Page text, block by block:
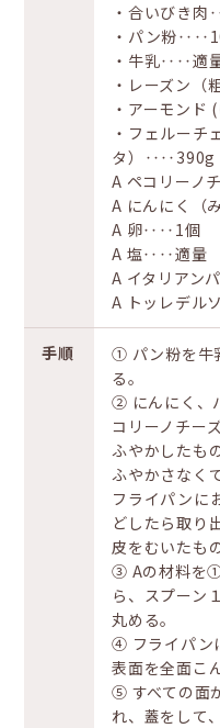
・合いびき
・パン粉
・牛乳‥‥適
・レーズン
・アーモン
・フェルーチ
タ）‥‥390g
A ペコリーノ
A にんにく（
A 卵‥‥1個
A 塩‥‥適量
A イタリアン
A トッレデル
手順
① パン粉を牛
る。
② にんにく、
コリーノチー
ふやかしたも
ふやかさなく
フライパンに
どしたら取り
皮をむいたも
③ Aの材料を①
ら、スプーン
丸める。
④ フライパン
表面を全面こ
⑤ すべての面
れ、蓋をして